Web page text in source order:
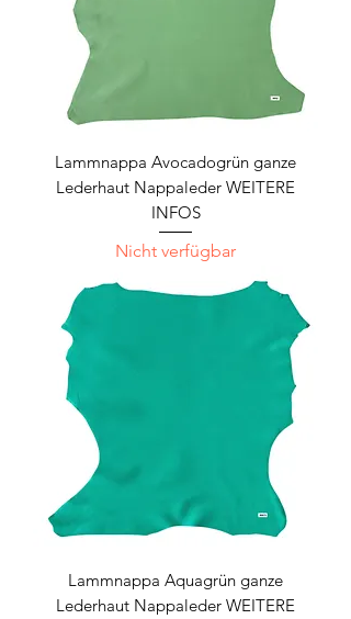
Lammnappa Avocadogrün ganze
Lederhaut Nappaleder WEITERE
INFOS
Nicht verfügbar
Lammnappa Aquagrün ganze
Lederhaut Nappaleder WEITERE